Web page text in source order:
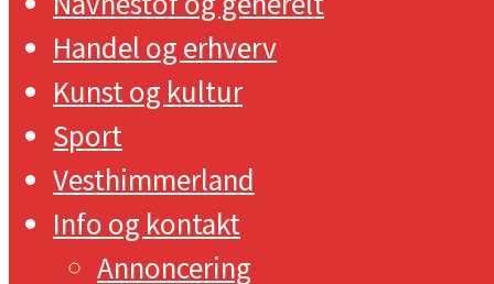
Handel og erhverv
Kunst og kultur
Sport
Vesthimmerland
Info og kontakt
Annoncering